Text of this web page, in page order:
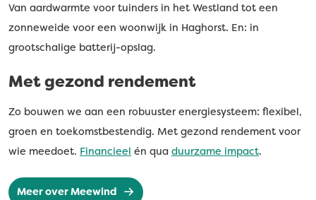
Van aardwarmte voor tuinders in het Westland tot een
zonneweide voor een woonwijk in Haghorst. En: in
grootschalige batterij-opslag.
Met gezond rendement
Zo bouwen we aan een robuuster energiesysteem: flexibel,
groen en toekomstbestendig. Met gezond rendement voor
wie meedoet. Financieel én qua duurzame impact.
Meer over Meewind